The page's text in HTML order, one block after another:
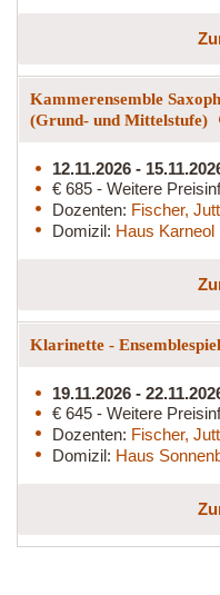
Kammerensemble
(Grund- und Mittelstufe)
12.11.2026 -
€ 685 - Weitere
Dozenten: Fischer,
Domizil: Haus Karneol
Klarinette -
19.11.2026 -
€ 645 - Weitere
Dozenten: Fischer,
Domizil: Haus